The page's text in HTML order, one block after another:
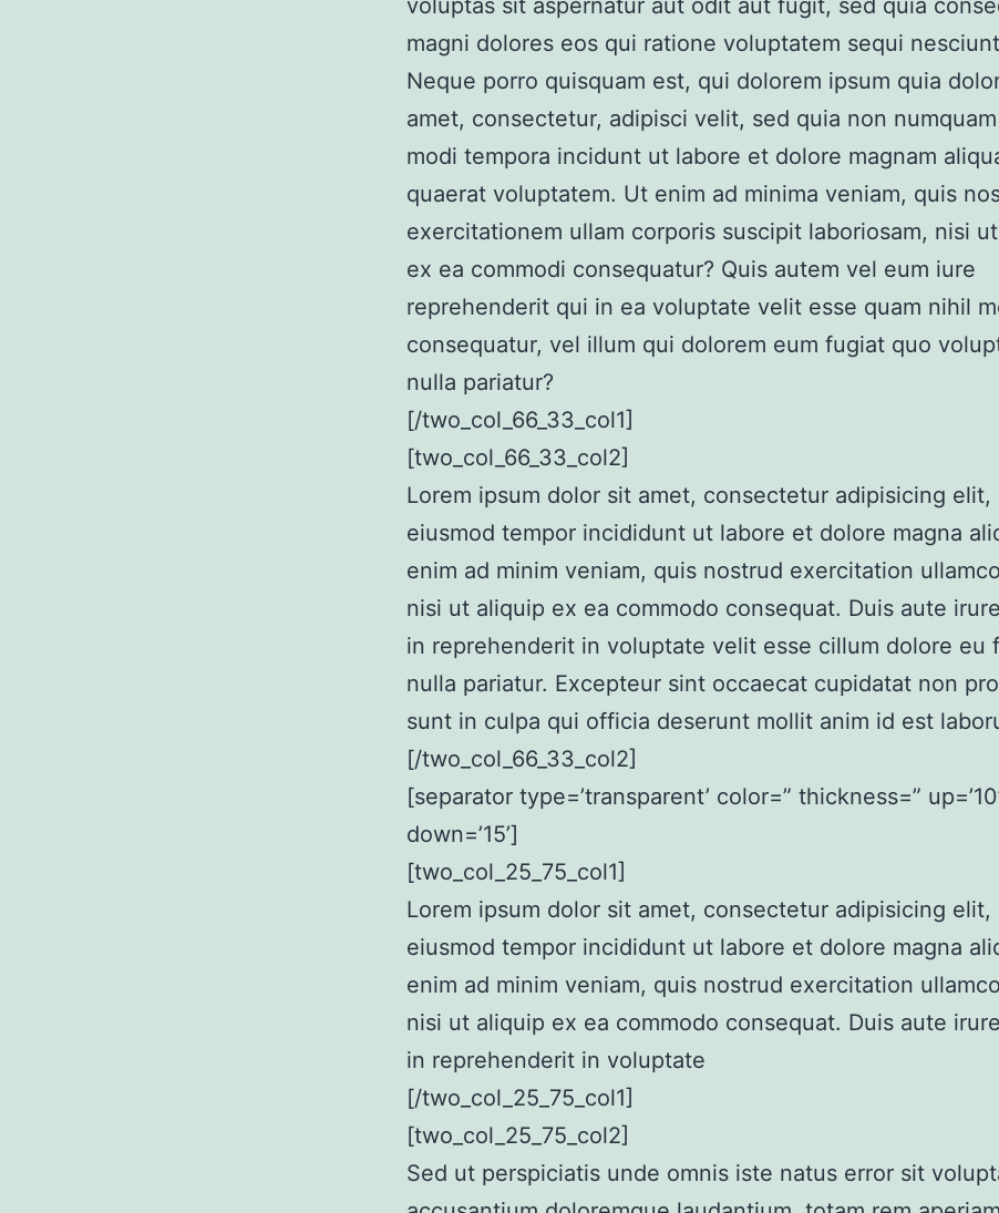
voluptas sit aspernatur aut odit aut fugit, sed quia
magni dolores eos qui ratione voluptatem sequi
Neque porro quisquam est, qui dolorem ipsum quia
amet, consectetur, adipisci velit, sed quia non
modi tempora incidunt ut labore et dolore magnam
quaerat voluptatem. Ut enim ad minima veniam, quis
exercitationem ullam corporis suscipit laboriosam, nisi
ex ea commodi consequatur? Quis autem vel eum iure
reprehenderit qui in ea voluptate velit esse quam nihil
consequatur, vel illum qui dolorem eum fugiat quo
nulla pariatur?
[/two_col_66_33_col1]
[two_col_66_33_col2]
Lorem ipsum dolor sit amet, consectetur adipisicing elit,
eiusmod tempor incididunt ut labore et dolore magna
enim ad minim veniam, quis nostrud exercitation
nisi ut aliquip ex ea commodo consequat. Duis aute
in reprehenderit in voluptate velit esse cillum dolore eu
nulla pariatur. Excepteur sint occaecat cupidatat non
sunt in culpa qui officia deserunt mollit anim id est
[/two_col_66_33_col2]
[separator type=’transparent’ color=” thickness=”
down=’15’]
[two_col_25_75_col1]
Lorem ipsum dolor sit amet, consectetur adipisicing elit,
eiusmod tempor incididunt ut labore et dolore magna
enim ad minim veniam, quis nostrud exercitation
nisi ut aliquip ex ea commodo consequat. Duis aute
in reprehenderit in voluptate
[/two_col_25_75_col1]
[two_col_25_75_col2]
Sed ut perspiciatis unde omnis iste natus error sit